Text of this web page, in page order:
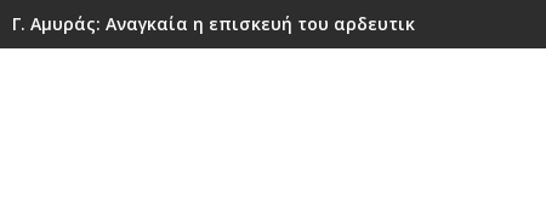
Γ. Αμυράς: Αναγκαία η επισκευή του αρδευτικού φράγματος